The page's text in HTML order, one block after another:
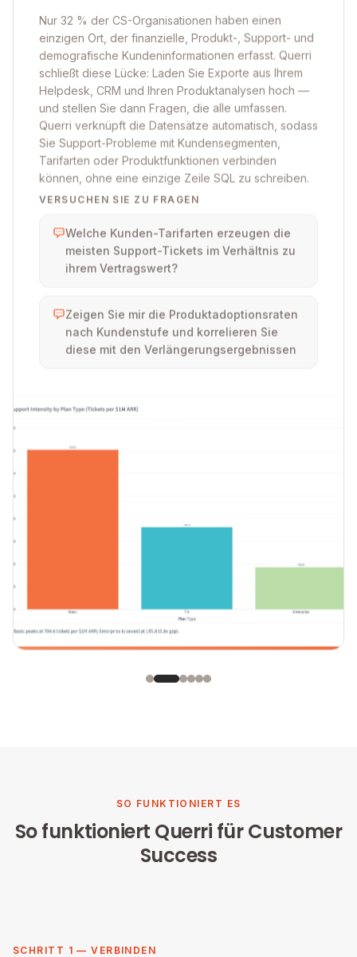
Nur 32 % der CS-Organisationen haben einen
einzigen Ort, der finanzielle, Produkt-, Support- und
demografische Kundeninformationen erfasst. Querri
schließt diese Lücke: Laden Sie Exporte aus Ihrem
Helpdesk, CRM und Ihren Produktanalysen hoch —
und stellen Sie dann Fragen, die alle umfassen.
Querri verknüpft die Datensätze automatisch, sodass
Sie Support-Probleme mit Kundensegmenten,
Tarifarten oder Produktfunktionen verbinden
können, ohne eine einzige Zeile SQL zu schreiben.
VERSUCHEN SIE ZU FRAGEN
Welche Kunden-Tarifarten erzeugen die
meisten Support-Tickets im Verhältnis zu
ihrem Vertragswert?
Zeigen Sie mir die Produktadoptionsraten
nach Kundenstufe und korrelieren Sie
diese mit den Verlängerungsergebnissen
SO FUNKTIONIERT ES
So funktioniert Querri für Customer
Success
SCHRITT 1 — VERBINDEN